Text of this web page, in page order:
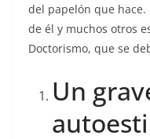
del papelón que
de él y muchos otros
Doctorismo, que se
Un